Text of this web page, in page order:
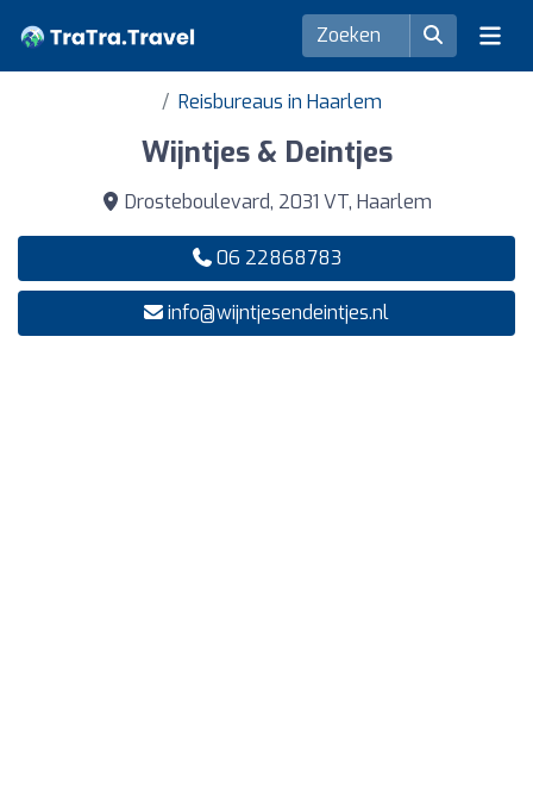
Reisbureaus in Haarlem
Wijntjes & Deintjes
Drosteboulevard, 2031 VT, Haarlem
06 22868783
info@wijntjesendeintjes.nl